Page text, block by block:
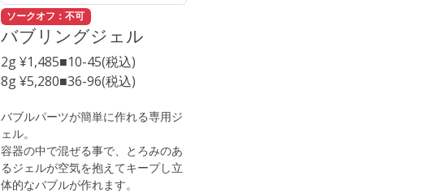
ソークオフ：不可
バブリングジェル
2g ¥1,485■10-45(税込)
8g ¥5,280■36-96(税込)
バブルパーツが簡単に作れる専用ジ
ェル。
容器の中で混ぜる事で、とろみのあ
るジェルが空気を抱えてキープし立
体的なバブルが作れます。